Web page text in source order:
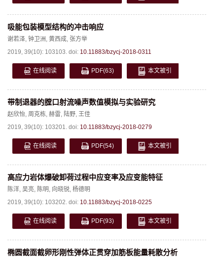
吸能包装模型结构的冲击响应
谢若泽, 钟卫洲 , 黄西成, 张方举
2019, 39(10): 103103. doi: 10.11883/bzycj-2018-0311
在线阅读 PDF(63) 本文被引
带制退器的膛口射流噪声数值模拟与实验研究
赵欣怡, 周克栋, 赫雷, 陆野, 王佳
2019, 39(10): 103201. doi: 10.11883/bzycj-2018-0279
在线阅读 PDF(54) 本文被引
高应力岩体爆破卸荷过程中应变率及应变能特征
陈洋, 吴亮, 陈明, 向晓锐, 杨德明
2019, 39(10): 103202. doi: 10.11883/bzycj-2018-0225
在线阅读 PDF(93) 本文被引
椭圆截面截卵形刚性弹体正贯穿加筋板能量耗散分析